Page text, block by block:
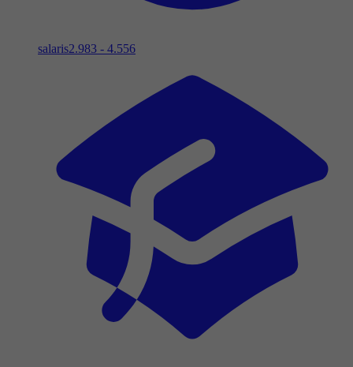
salaris2.983 - 4.556